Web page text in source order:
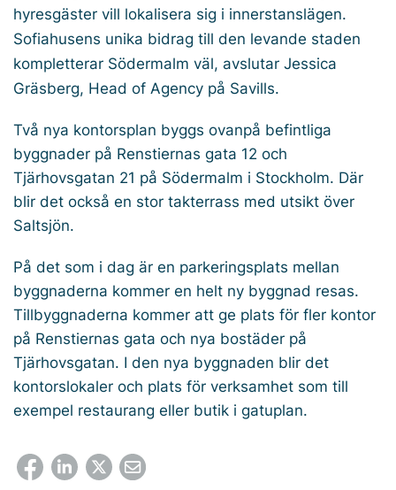
hyresgäster vill lokalisera sig i innerstanslägen.
Sofiahusens unika bidrag till den levande staden
kompletterar Södermalm väl, avslutar Jessica
Gräsberg, Head of Agency på Savills.
Två nya kontorsplan byggs ovanpå befintliga
byggnader på Renstiernas gata 12 och
Tjärhovsgatan 21 på Södermalm i Stockholm. Där
blir det också en stor takterrass med utsikt över
Saltsjön.
På det som i dag är en parkeringsplats mellan
byggnaderna kommer en helt ny byggnad resas.
Tillbyggnaderna kommer att ge plats för fler kontor
på Renstiernas gata och nya bostäder på
Tjärhovsgatan. I den nya byggnaden blir det
kontorslokaler och plats för verksamhet som till
exempel restaurang eller butik i gatuplan.